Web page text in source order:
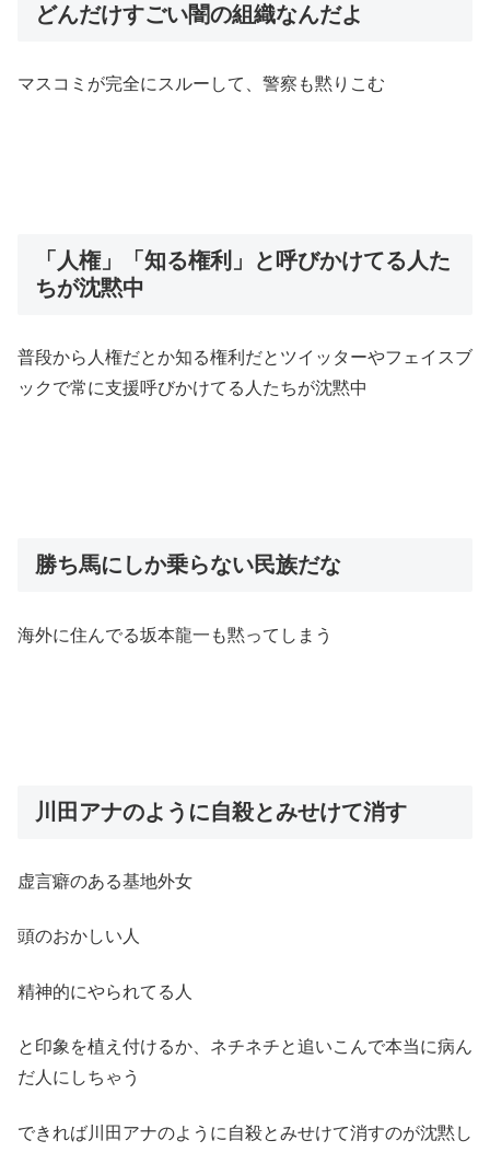
どんだけすごい闇の組織なんだよ
マスコミが完全にスルーして、警察も黙りこむ
「人権」「知る権利」と呼びかけてる人た
ちが沈黙中
普段から人権だとか知る権利だとツイッターやフェイスブ
ックで常に支援呼びかけてる人たちが沈黙中
勝ち馬にしか乗らない民族だな
海外に住んでる坂本龍一も黙ってしまう
川田アナのように自殺とみせけて消す
虚言癖のある基地外女
頭のおかしい人
精神的にやられてる人
と印象を植え付けるか、ネチネチと追いこんで本当に病ん
だ人にしちゃう
できれば川田アナのように自殺とみせけて消すのが沈黙し